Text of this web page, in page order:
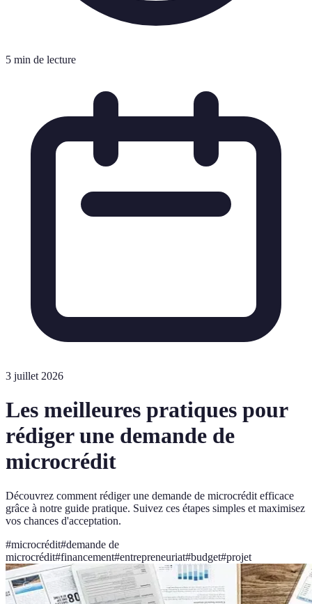
5 min de lecture
3 juillet 2026
Les meilleures pratiques pour
rédiger une demande de
microcrédit
Découvrez comment rédiger une demande de microcrédit efficace
grâce à notre guide pratique. Suivez ces étapes simples et maximisez
vos chances d'acceptation.
#microcrédit#demande de
microcrédit#financement#entrepreneuriat#budget#projet